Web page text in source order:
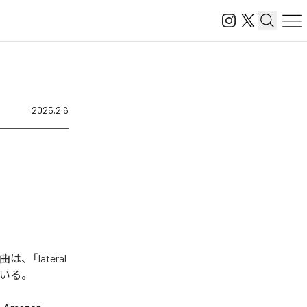
2025.2.6
は、「lateral
る。